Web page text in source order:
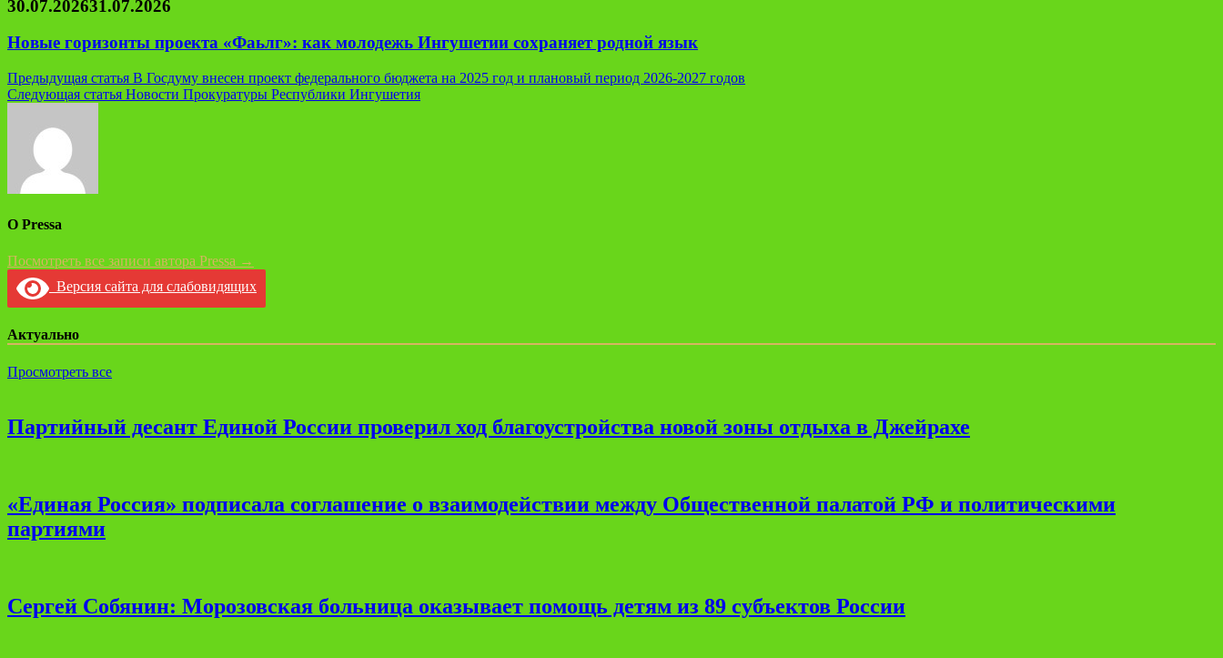
30.07.202631.07.2026
Новые горизонты проекта «Фаьлг»: как молодежь Ингушетии сохраняет родной язык
Навигация
по
записям
Предыдущая статья В Госдуму внесен проект федерального бюджета на 2025 год и плановый период 2026-2027 годов
Следующая статья Новости Прокуратуры Республики Ингушетия
О Pressa
Посмотреть все записи автора Pressa →
Версия сайта для слабовидящих
Актуально
Просмотреть все
Партийный десант Единой России проверил ход благоустройства новой зоны отдыха в Джейрахе
«Единая Россия» подписала соглашение о взаимодействии между Общественной палатой РФ и политическими
партиями
Сергей Собянин: Морозовская больница оказывает помощь детям из 89 субъектов России